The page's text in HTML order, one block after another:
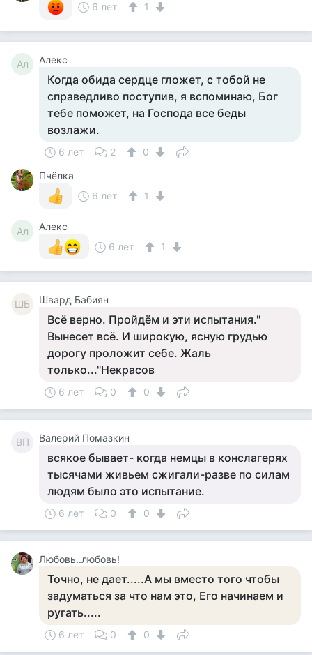
6 лет
1
Ал Алекс
Когда обида сердце гложет, с тобой не
справедливо поступив, я вспоминаю, Бог
тебе поможет, на Господа все беды
возлажи.
6 лет 2
0
Пчёлка
6 лет
1
Ал
Алекс
6 лет
1
ШБ Швард Бабиян
Всё верно. Пройдём и эти испытания."
Вынесет всё. И широкую, ясную грудью
дорогу проложит себе. Жаль
только..."Некрасов
6 лет 0 0
ВП Валерий Помазкин
всякое бывает- когда немцы в конслагерях
тысячами живьем сжигали-разве по силам
людям было это испытание.
6 лет 0 0
Любовь..любовь!
Точно, не дает.....А мы вместо того чтобы
задуматься за что нам это, Его начинаем и
ругать.....
6 лет 0 0